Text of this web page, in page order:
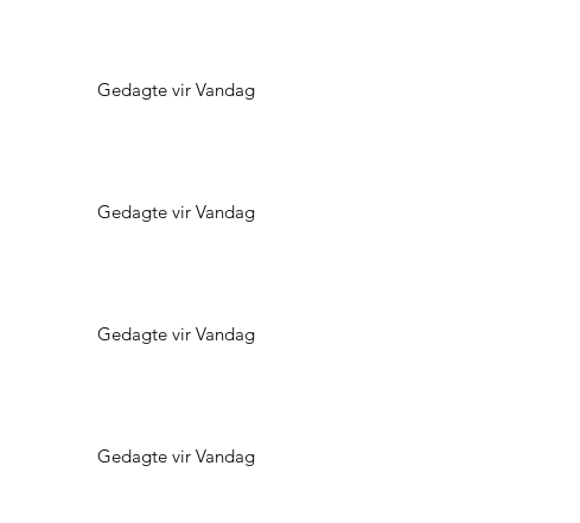
Gedagte vir Vandag
Gedagte vir Vandag
Gedagte vir Vandag
Gedagte vir Vandag